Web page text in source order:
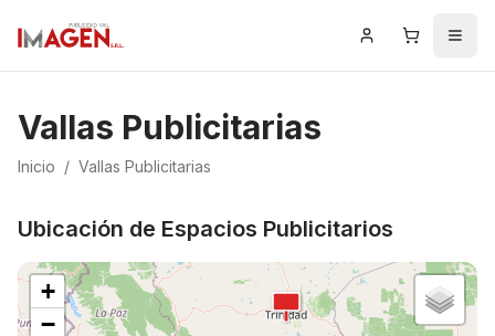
Iniciar Sesión
Carrito
Vallas Publicitarias
Inicio / Vallas Publicitarias
Ubicación de Espacios Publicitarios
+
−